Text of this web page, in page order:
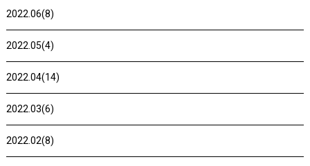
2022.06(8)
2022.05(4)
2022.04(14)
2022.03(6)
2022.02(8)